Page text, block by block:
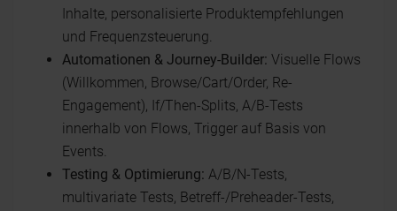
Inhalte, personalisierte Produktempfehlungen
und Frequenzsteuerung.
Automationen & Journey-Builder: Visuelle Flows
(Willkommen, Browse/Cart/Order, Re-
Engagement), If/Then-Splits, A/B-Tests
innerhalb von Flows, Trigger auf Basis von
Events.
Testing & Optimierung: A/B/N-Tests,
multivariate Tests, Betreff-/Preheader-Tests,